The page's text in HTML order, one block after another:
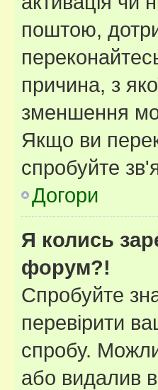
поштою,
причина, з
зменшення
Якщо ви
спробуйте
Догори
Я колись
форум?!
Спробуйте
перевірити
спробу.
або видалив